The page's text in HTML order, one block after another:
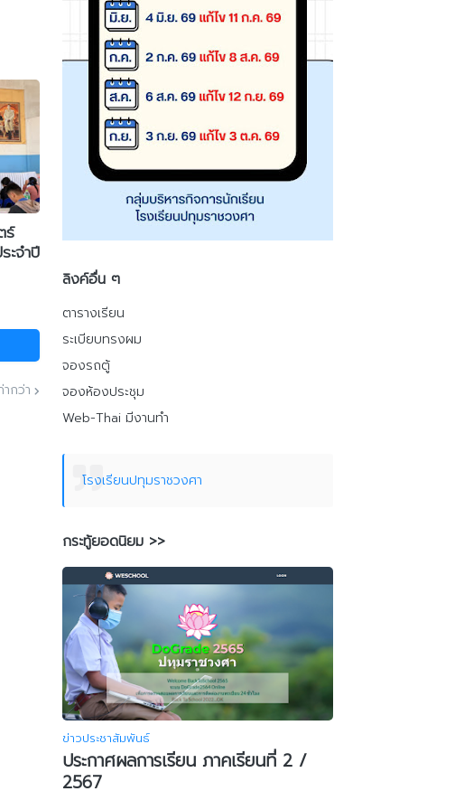
ร์
ะจำปี
ากว่า
ลิงค์อื่น ๆ
ตารางเรียน
ระเบียบทรงผม
จองรถตู้
จองห้องประชุม
Web-Thai มีงานทำ
โรงเรียนปทุมราชวงศา
กระทู้ยอดนิยม >>
ข่าวประชาสัมพันธ์
ประกาศผลการเรียน ภาคเรียนที่ 2 /
2567